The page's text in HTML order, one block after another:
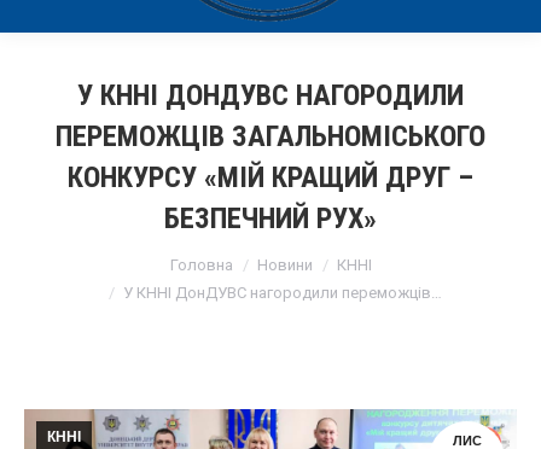
У КННІ ДОНДУВС НАГОРОДИЛИ
ПЕРЕМОЖЦІВ ЗАГАЛЬНОМІСЬКОГО
КОНКУРСУ «МІЙ КРАЩИЙ ДРУГ –
БЕЗПЕЧНИЙ РУХ»
Головна Новини
КННІ
У КННІ ДонДУВС нагородили переможців…
ЛИС
КННІ